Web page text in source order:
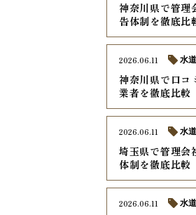
神奈川県で管理
告体制を徹底比
神奈川県で口コ
業者を徹底比較
2026.06.11 水
埼玉県で管理会
体制を徹底比較
2026.06.11 水
2026.06.11 水